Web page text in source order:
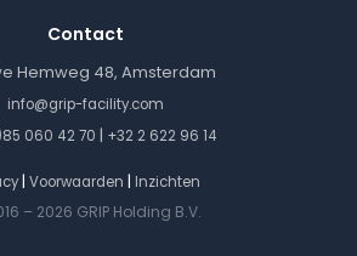
Contact
Hemweg 48, Amsterdam
info@grip-facility.com
060 42 70 | +32 2 622 96 14
| Voorwaarden | Inzichten
– 2026 GRIP Holding B.V.